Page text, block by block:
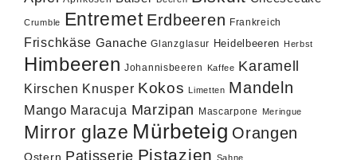
Crumble Entremet Erdbeeren Frankreich
Frischkäse Ganache Glanzglasur Heidelbeeren Herbst
Himbeeren Johannisbeeren Kaffee Karamell
Kirschen Knusper Kokos Limetten Mandeln
Mango Maracuja Marzipan Mascarpone Meringue
Mirror glaze Mürbeteig Orangen
Ostern Patisserie Pistazien Sahne